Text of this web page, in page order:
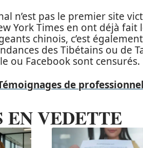
n’est pas le premier site
York Times en ont déjà fait
chinois, c’est
des Tibétains ou de
ou Facebook sont censurés.
de
EN VEDETTE